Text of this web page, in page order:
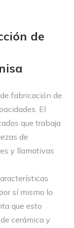
de
fabricación de
El
que trabaja
de
y llamativas
sí mismo lo
que esto
cerámica y